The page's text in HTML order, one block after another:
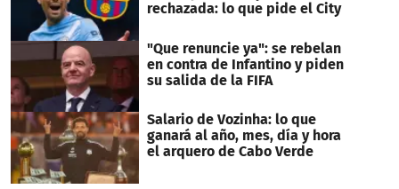
rechazada: lo que pide el City
"Que renuncie ya": se rebelan
en contra de Infantino y piden
su salida de la FIFA
Salario de Vozinha: lo que
ganará al año, mes, día y hora
el arquero de Cabo Verde